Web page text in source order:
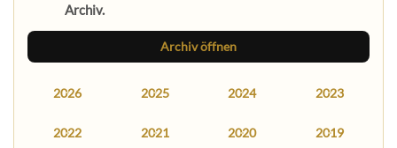
Archiv.
Archiv öffnen
2026 2025 2024 2023
2022 2021 2020 2019